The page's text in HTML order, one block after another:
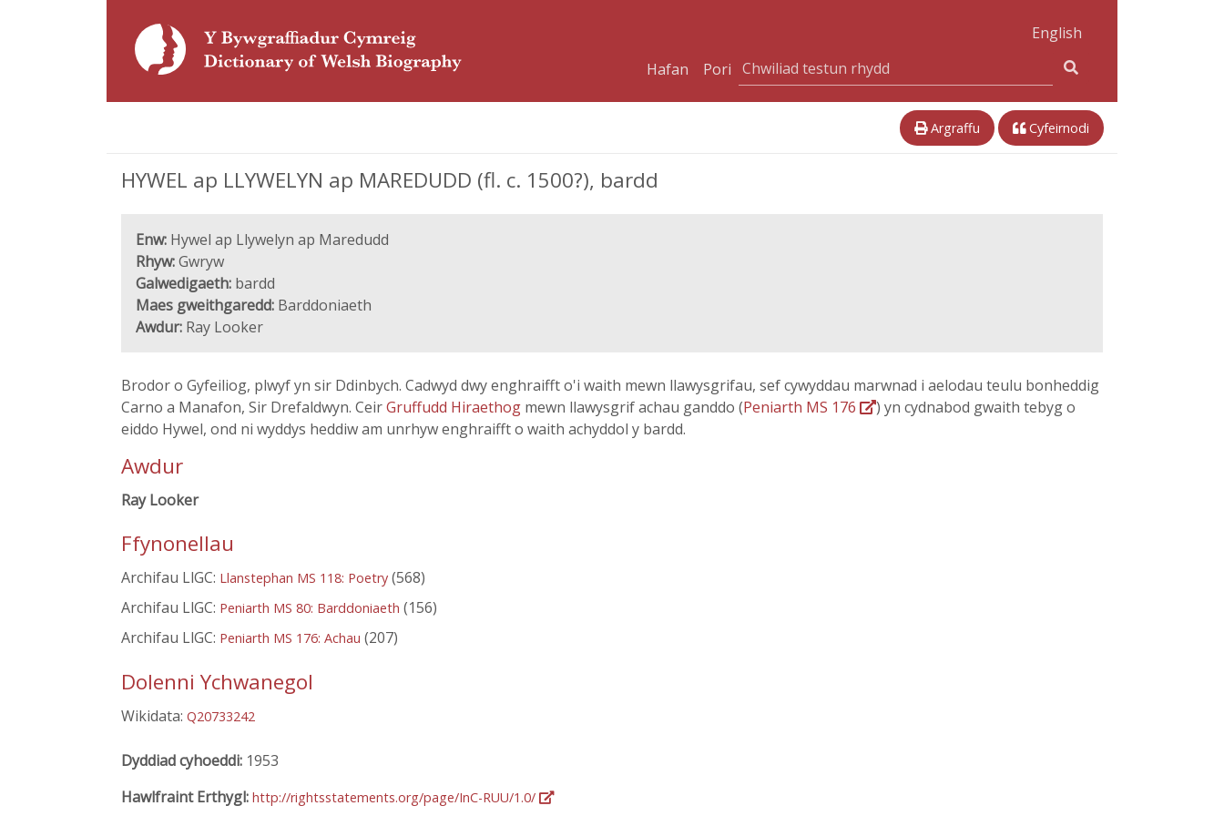
English
Hafan
Pori
Argraffu Cyfeirnodi
HYWEL ap LLYWELYN ap MAREDUDD (fl. c. 1500?), bardd
Enw: Hywel ap Llywelyn ap Maredudd
Rhyw:Gwryw
Galwedigaeth: bardd
Maes gweithgaredd: Barddoniaeth
Awdur: Ray Looker
Brodor o Gyfeiliog, plwyf yn sir Ddinbych. Cadwyd dwy enghraifft o'i waith mewn llawysgrifau, sef cywyddau marwnad i aelodau teulu bonheddig
Carno a Manafon, Sir Drefaldwyn. CeirGruffudd Hiraethog mewn llawysgrif achau ganddo (Peniarth MS 176
) yn cydnabod gwaith tebyg o
eiddo Hywel, ond ni wyddys heddiw am unrhyw enghraifft o waith achyddol y bardd.
Awdur
Ray Looker
Ffynonellau
Archifau LlGC: Llanstephan MS 118: Poetry (568)
Archifau LlGC: Peniarth MS 80: Barddoniaeth (156)
Archifau LlGC: Peniarth MS 176: Achau (207)
Dolenni Ychwanegol
Wikidata: Q20733242
Dyddiad cyhoeddi: 1953
Hawlfraint Erthygl: http://rightsstatements.org/page/InC-RUU/1.0/